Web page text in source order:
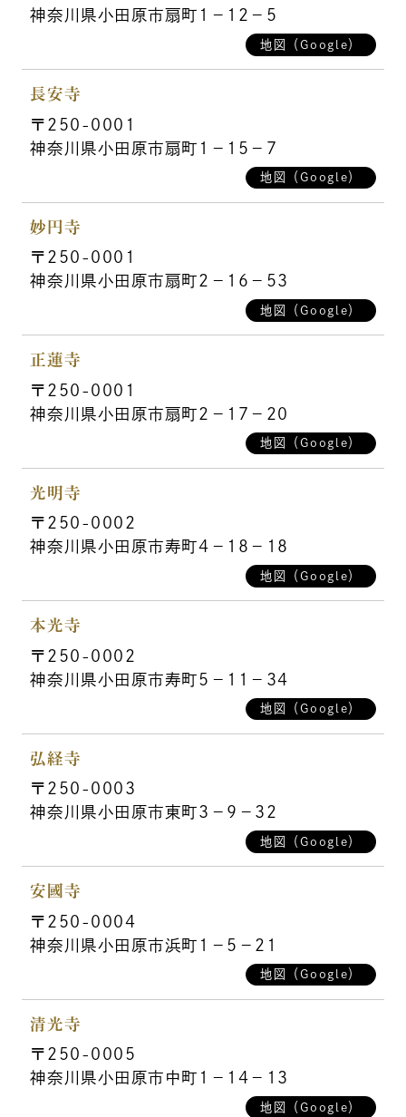
神奈川県小田原市扇町1－12－5
地図（Google）
長安寺
〒250-0001
神奈川県小田原市扇町1－15－7
地図（Google）
妙円寺
〒250-0001
神奈川県小田原市扇町2－16－53
地図（Google）
正蓮寺
〒250-0001
神奈川県小田原市扇町2－17－20
地図（Google）
光明寺
〒250-0002
神奈川県小田原市寿町4－18－18
地図（Google）
本光寺
〒250-0002
神奈川県小田原市寿町5－11－34
地図（Google）
弘経寺
〒250-0003
神奈川県小田原市東町3－9－32
地図（Google）
安國寺
〒250-0004
神奈川県小田原市浜町1－5－21
地図（Google）
清光寺
〒250-0005
神奈川県小田原市中町1－14－13
地図（Google）